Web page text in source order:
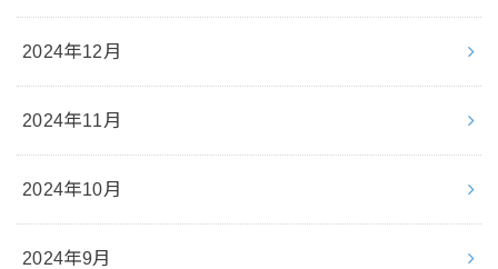
2024年12月
2024年11月
2024年10月
2024年9月